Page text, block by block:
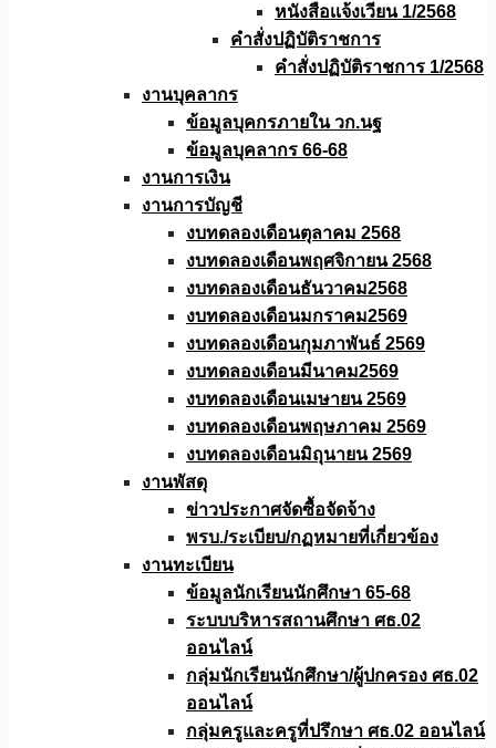
หนังสือเเจ้งเวียน 1/2568
คำสั่งปฏิบัติราชการ
คำสั่งปฏิบัติราชการ 1/2568
งานบุคลากร
ข้อมูลบุคกรภายใน วก.นฐ
ข้อมูลบุคลากร 66-68
งานการเงิน
งานการบัญชี
งบทดลองเดือนตุลาคม 2568
งบทดลองเดือนพฤศจิกายน 2568
งบทดลองเดือนธันวาคม2568
งบทดลองเดือนมกราคม2569
งบทดลองเดือนกุมภาพันธ์ 2569
งบทดลองเดือนมีนาคม2569
งบทดลองเดือนเมษายน 2569
งบทดลองเดือนพฤษภาคม 2569
งบทดลองเดือนมิถุนายน 2569
งานพัสดุ
ข่าวประกาศจัดซื้อจัดจ้าง
พรบ./ระเบียบ/กฏหมายที่เกี่ยวข้อง
งานทะเบียน
ข้อมูลนักเรียนนักศึกษา 65-68
ระบบบริหารสถานศึกษา ศธ.02
ออนไลน์
กลุ่มนักเรียนนักศึกษา/ผู้ปกครอง ศธ.02
ออนไลน์
กลุ่มครูและครูที่ปรึกษา ศธ.02 ออนไลน์